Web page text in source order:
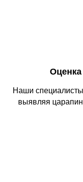
Наши
выявляя